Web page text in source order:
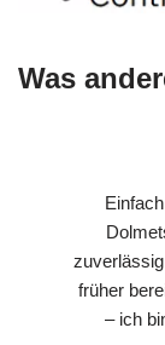
Was
früher
– ich